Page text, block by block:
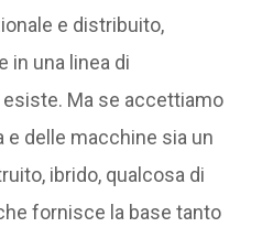
e distribuito,
in una linea di
Ma se accettiamo
e delle macchine sia un
ibrido, qualcosa di
fornisce la base tanto